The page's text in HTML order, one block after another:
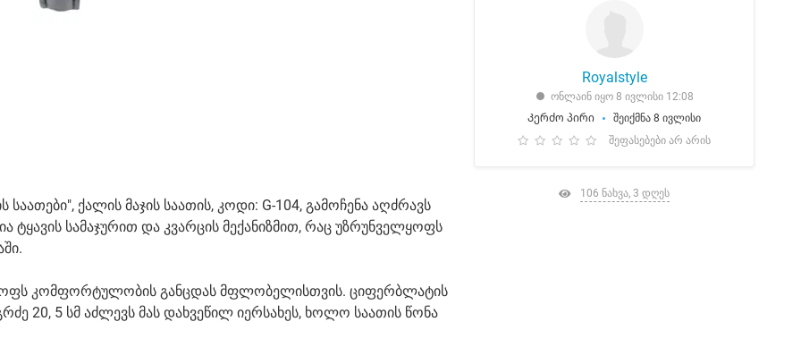
ქალის მაჯის საათის, კოდი: G-104, გამოჩენა აღძრავს
სამაჯურით და კვარცის მექანიზმით, რაც უზრუნველყოფს
კომფორტულობის განცდას მფლობელისთვის. ციფერბლატის
20, 5 სმ აძლევს მას დახვეწილ იერსახეს, ხოლო საათის წონა
Royalstyle
ონლაინ იყო 8 ივლისი 12:08
Კერძო პირი
შეიქმნა 8 ივლისი
შეფასებები არ არის
106 ნახვა, 3 დღეს